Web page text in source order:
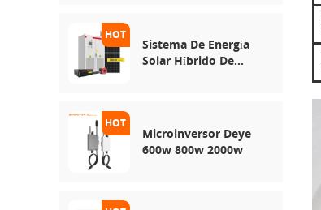
Sistema De Energía
Solar Híbrido De
Microinversor Deye
600w 800w 2000w